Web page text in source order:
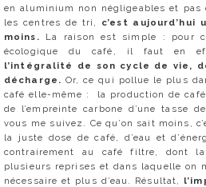
en aluminium non négligeables et pas
les centres de tri, c’est
moins. La raison est simple : pour
écologique du café, il faut en
l’intégralité de son cycle de vie,
décharge. Or, ce qui pollue le plus
café elle-même : la production de
de l’empreinte carbone d’une tasse
vous me suivez. Ce qu’on sait moins,
la juste dose de café, d’eau et
contrairement au café filtre, dont
plusieurs reprises et dans laquelle on
nécessaire et plus d’eau
. Résultat,